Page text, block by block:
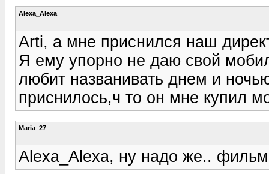
Alexa_Alexa
Arti, а мне приснился наш
Я ему упорно не даю свой
любит названивать днем и
приснилось,ч то он мне купил
Maria_27
Alexa_Alexa, ну надо же.. фильм